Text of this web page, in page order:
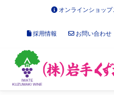
プ
オンラインショップ
採用情報 お問い合わせ